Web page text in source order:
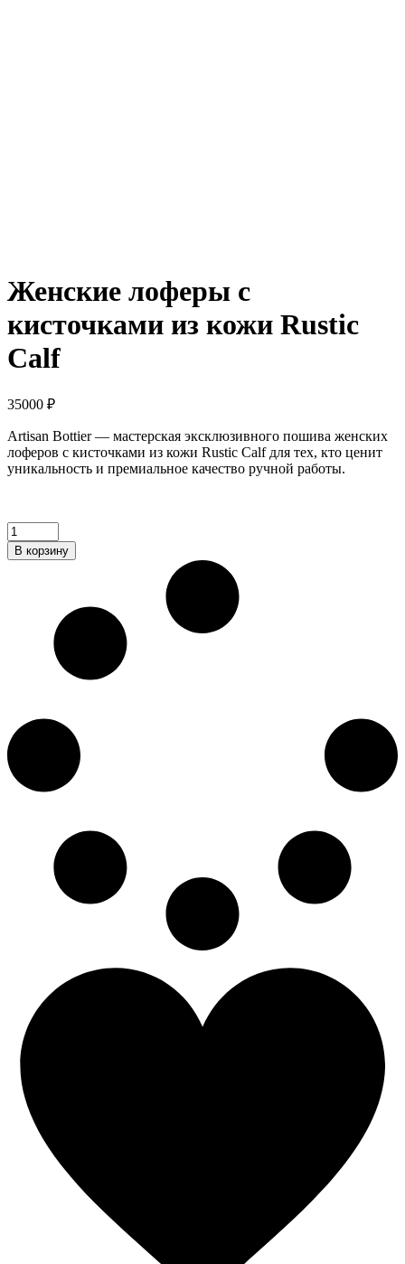
Женские лоферы с
кисточками из кожи Rustic
Calf
35000 ₽
Artisan Bottier — мастерская эксклюзивного пошива женских
лоферов с кисточками из кожи Rustic Calf для тех, кто ценит
уникальность и премиальное качество ручной работы.
Женские
лоферы
с
В корзину